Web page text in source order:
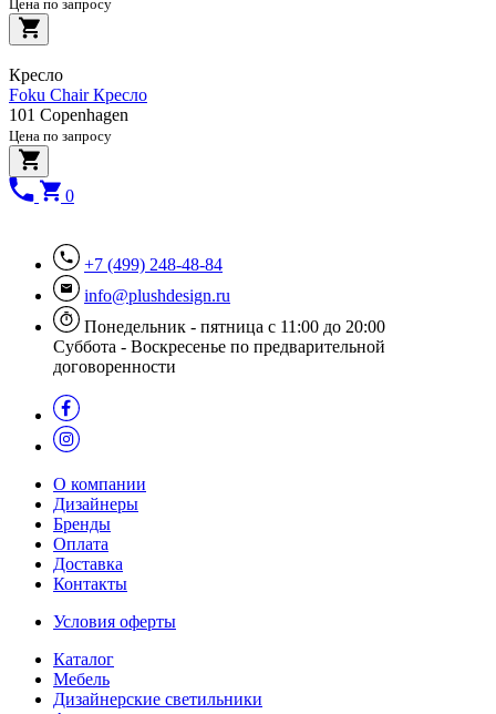
Цена по запросу
Кресло
Foku Chair Кресло
101 Copenhagen
Цена по запросу
0
+7 (499) 248-48-84
info@plushdesign.ru
Понедельник - пятница с 11:00 до 20:00
Суббота - Воскресенье по предварительной
договоренности
О компании
Дизайнеры
Бренды
Оплата
Доставка
Контакты
Условия оферты
Каталог
Мебель
Дизайнерские светильники